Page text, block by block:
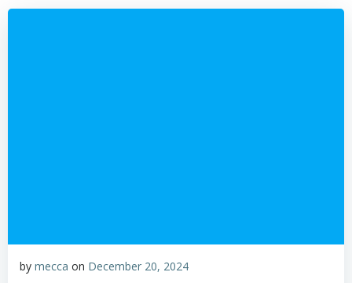
by mecca on December 20, 2024